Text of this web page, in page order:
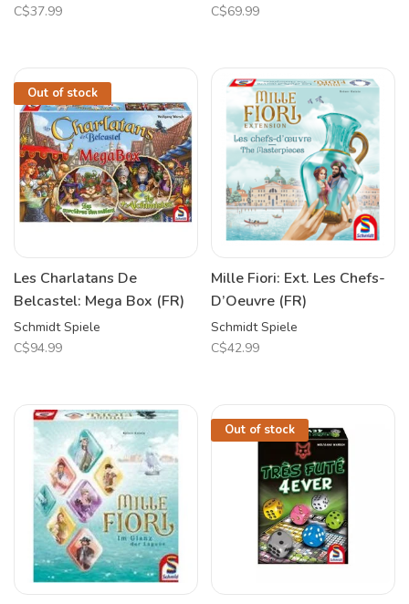
C$37.99
C$69.99
Out of stock
Les Charlatans De
Belcastel: Mega Box (FR)
Schmidt Spiele
C$94.99
Mille Fiori: Ext. Les Chefs-
D’Oeuvre (FR)
Schmidt Spiele
C$42.99
Out of stock